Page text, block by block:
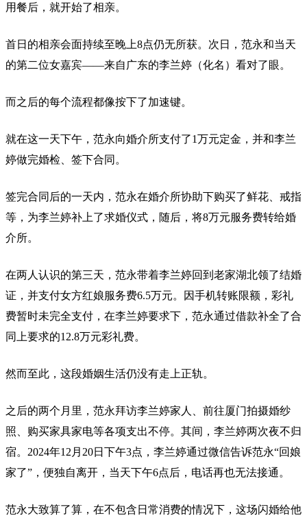
用餐后，就开始了相亲。
首日的相亲会面持续至晚上8点仍无所获。次日，范永和当天
的第二位女嘉宾——来自广东的李兰婷（化名）看对了眼。
而之后的每个流程都像按下了加速键。
就在这一天下午，范永向婚介所支付了1万元定金，并和李兰
婷做完婚检、签下合同。
签完合同后的一天内，范永在婚介所协助下购买了鲜花、戒指
等，为李兰婷补上了求婚仪式，随后，将8万元服务费转给婚
介所。
在两人认识的第三天，范永带着李兰婷回到老家湖北领了结婚
证，并支付女方红娘服务费6.5万元。因手机转账限额，彩礼
费暂时未完全支付，在李兰婷要求下，范永通过借款补全了合
同上要求的12.8万元彩礼费。
然而至此，这段婚姻生活仍没有走上正轨。
之后的两个月里，范永拜访李兰婷家人、前往厦门拍摄婚纱
照、购买家具家电等各项支出不停。其间，李兰婷两次夜不归
宿。2024年12月20日下午3点，李兰婷通过微信告诉范永“回娘
家了”，便独自离开，当天下午6点后，电话再也无法接通。
范永大致算了算，在不包含日常消费的情况下，这场闪婚给他